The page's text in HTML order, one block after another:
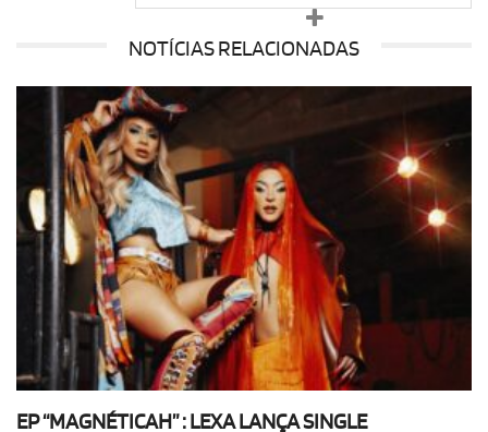
NOTÍCIAS RELACIONADAS
EP “MAGNÉTICAH” : LEXA LANÇA SINGLE